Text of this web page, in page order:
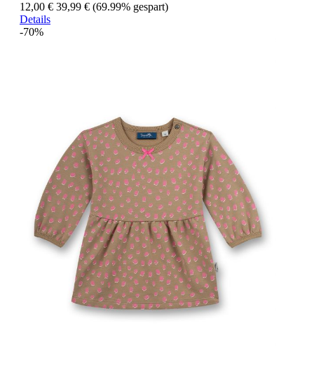
12,00 € 39,99 € (69.99% gespart)
Details
-70%